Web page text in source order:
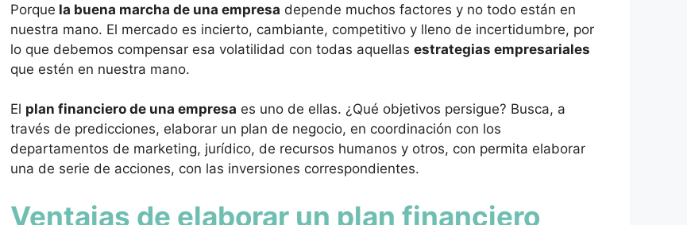
Porque la buena marcha de una empresa depende muchos factores y no todo están en
nuestra mano. El mercado es incierto, cambiante, competitivo y lleno de incertidumbre, por
lo que debemos compensar esa volatilidad con todas aquellas estrategias empresariales
que estén en nuestra mano.
El plan financiero de una empresa es uno de ellas. ¿Qué objetivos persigue? Busca, a
través de predicciones, elaborar un plan de negocio, en coordinación con los
departamentos de marketing, jurídico, de recursos humanos y otros, con permita elaborar
una de serie de acciones, con las inversiones correspondientes.
Ventajas de elaborar un plan financiero